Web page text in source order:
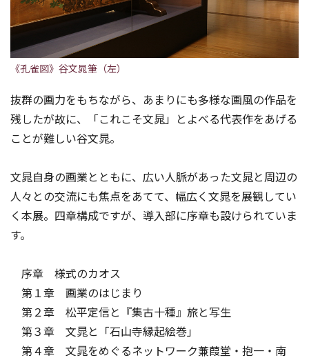
《孔雀図》谷文晁筆（左）
抜群の画力をもちながら、あまりにも多様な画風の作品を
残したが故に、「これこそ文晁」とよべる代表作をあげる
ことが難しい谷文晁。
文晁自身の画業とともに、広い人脈があった文晁と周辺の
人々との交流にも焦点をあてて、幅広く文晁を展観してい
く本展。四章構成ですが、導入部に序章も設けられていま
す。
序章 様式のカオス
第１章 画業のはじまり
第２章 松平定信と『集古十種』――旅と写生
第３章 文晁と「石山寺縁起絵巻」
第４章 文晁をめぐるネットワーク――蒹葭堂・抱一・南